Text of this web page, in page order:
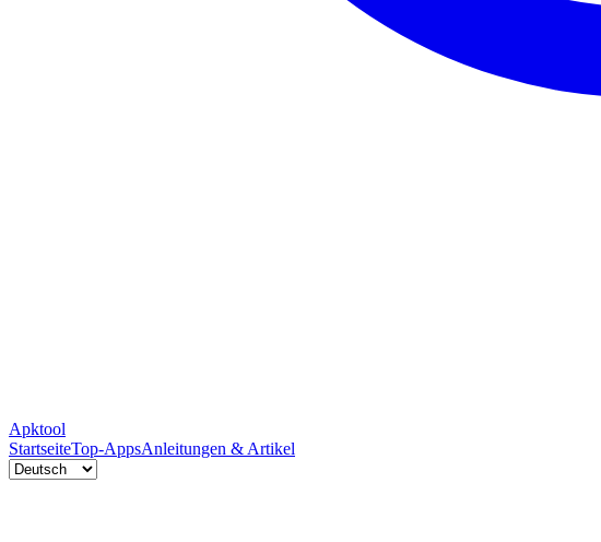
Apktool
StartseiteTop-AppsAnleitungen & Artikel